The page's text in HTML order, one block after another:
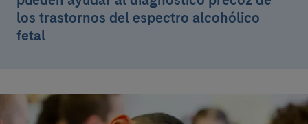
los trastornos del espectro alcohólico
fetal